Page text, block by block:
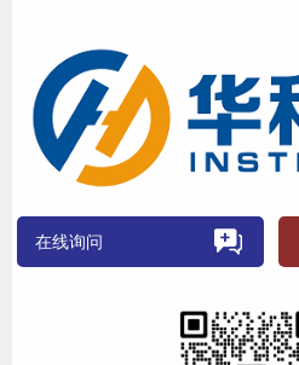
在线询问